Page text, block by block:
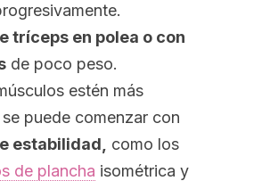
tríceps en polea o con
de poco peso.
estén más
puede comenzar con
estabilidad,
como los
de plancha isométrica y